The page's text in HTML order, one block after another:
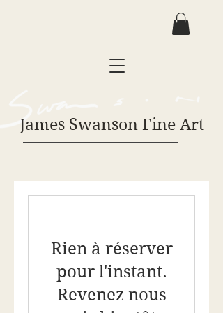
James Swanson Fine Art
Rien à réserver
pour l'instant.
Revenez nous